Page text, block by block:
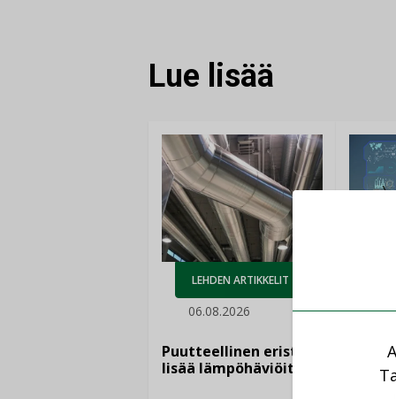
Lue lisää
LEHDEN ARTIKKELIT
06.08.2026
Puutteellinen eristys
lisää lämpöhäviöitä